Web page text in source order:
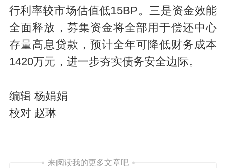
行利率较市场估值低15BP。三是资金效能
全面释放，募集资金将全部用于偿还中心
存量高息贷款，预计全年可降低财务成本
1420万元，进一步夯实债务安全边际。
编辑 杨娟娟
校对 赵琳
来阅读我的更多文章吧